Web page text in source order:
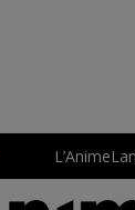
Une